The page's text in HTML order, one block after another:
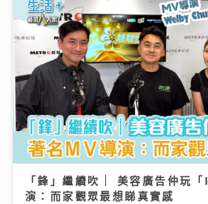
「鋒」繼續吹 | 美容廣告仲玩
演：而家觀眾最想睇真實感